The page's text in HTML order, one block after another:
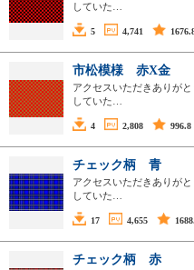
していた…
5 4,741
市松模様 赤X金
アクセスいただきありが
していた…
4 2,808 996.8
チェック柄 青
アクセスいただきありが
していた…
17 4,655
チェック柄 赤